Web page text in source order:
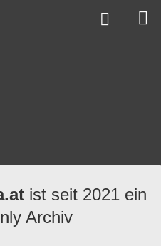
ist seit 2021 ein
Archiv